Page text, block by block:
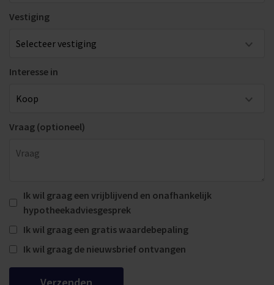
Vestiging
Interesse in
Vraag (optioneel)
Ik wil graag een vrijblijvend en onafhankelijk
hypotheekadviesgesprek
Ik wil graag een gratis waardebepaling
Ik wil graag de nieuwsbrief ontvangen